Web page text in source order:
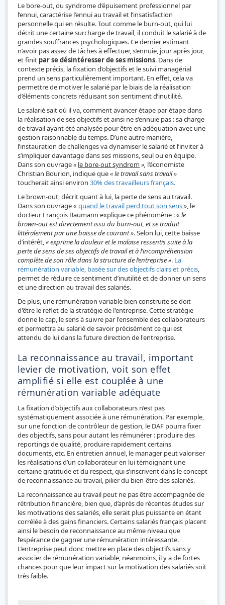
Le bore-out, ou syndrome d’épuisement professionnel par
l’ennui, caractérise l’ennui au travail et l’insatisfaction
personnelle qui en résulte. Tout comme le burn-out, qui lui
décrit une certaine surcharge de travail, il conduit le salarié à de
grandes souffrances psychologiques. Ce dernier estimant
n’avoir pas assez de tâches à effectuer, s’ennuie, jour après jour,
et finit par se désintéresser de ses missions. Dans de
contexte précis, la fixation d’objectifs et le suivi managérial
prend un sens particulièrement important. En effet, cela va
permettre de motiver le salarié par le biais de la réalisation
d’éléments concrets réduisant son sentiment d’inutilité.
Le salarié sait où il va, comment avancer étape par étape dans
la réalisation de ses objectifs et ainsi ne s’ennuie pas : sa charge
de travail ayant été analysée pour être en adéquation avec une
gestion raisonnable du temps. D’une autre manière,
l’instauration de challenges va dynamiser le salarié et l’inviter à
s’impliquer davantage dans ses missions, seul ou en équipe.
Dans son ouvrage« le bore-out syndrom », l’économiste
Christian Bourion, indique que« le travail sans travail »
toucherait ainsi environ 30% des travailleurs français.
Le brown-out, décrit quant à lui, la perte de sens au travail.
Dans son ouvrage « quand le travail perd tout son sens», le
docteur François Baumann explique ce phénomène : « le
brown-out est directement issu du burn-out, et se traduit
littéralement par une baisse de courant ». Selon lui, cette baisse
d’intérêt,« exprime la douleur et le malaise ressentis suite à la
perte de sens de ses objectifs de travail et à l’incompréhension
complète de son rôle dans la structure de l’entreprise ». La
rémunération variable, basée sur des objectifs clairs et précis,
permet de réduire ce sentiment d’inutilité et de donner un sens
et une direction au travail des salariés.
De plus, une rémunération variable bien construite se doit
d'être le reflet de la stratégie de l'entreprise. Cette stratégie
donne le cap, le sens à suivre par l'ensemble des collaborateurs
et permettra au salarié de savoir précisément ce qui est
attendu de lui dans la future direction de l'entreprise.
La reconnaissance au travail, important
levier de motivation, voit son effet
amplifié si elle est couplée à une
rémunération variable adéquate
La fixation d’objectifs aux collaborateurs n’est pas
systématiquement associée à une rémunération. Par exemple,
sur une fonction de contrôleur de gestion, le DAF pourra fixer
des objectifs, sans pour autant les rémunérer : produire des
reportings de qualité, produire rapidement certains
documents, etc. En entretien annuel, le manager peut valoriser
les réalisations d’un collaborateur en lui témoignant une
certaine gratitude et du respect, qui s’inscrivent dans le concept
de reconnaissance au travail, pilier du bien-être des salariés.
La reconnaissance au travail peut ne pas être accompagnée de
rétribution financière, bien que, d’après de récentes études sur
les motivations des salariés, elle serait plus puissante en étant
corrélée à des gains financiers. Certains salariés français placent
ainsi le besoin de reconnaissance au même niveau que
l’espérance de gagner une rémunération intéressante.
L’entreprise peut donc mettre en place des objectifs sans y
associer de rémunération variable, néanmoins, il y a de fortes
chances pour que leur impact sur la motivation des salariés soit
très faible.